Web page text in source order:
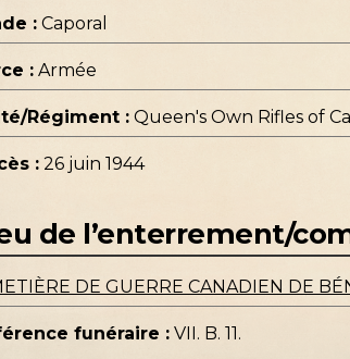
: Caporal
: Armée
Régiment : Queen's Own Rifles of
: 26 juin 1944
de l’enterrement/
DE GUERRE CANADIEN DE
funéraire : VII. B. 11.